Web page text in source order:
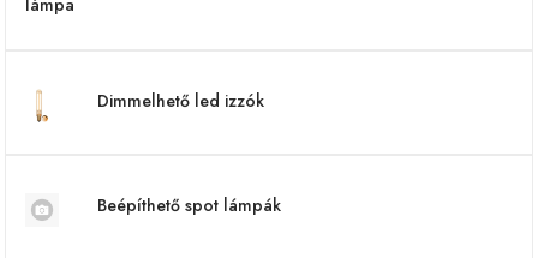
Dimmelhető led izzók
Beépíthető spot lámpák